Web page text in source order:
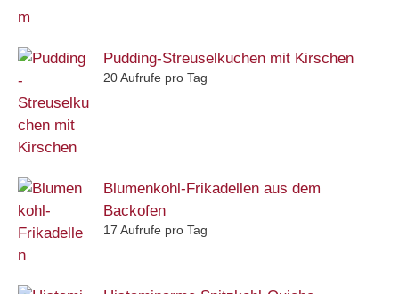
Pudding-Streuselkuchen mit Kirschen
20 Aufrufe pro Tag
Blumenkohl-Frikadellen aus dem
Backofen
17 Aufrufe pro Tag